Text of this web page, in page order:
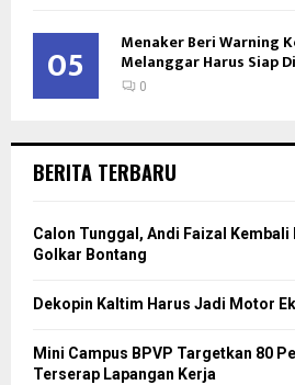
05 Menaker Beri Warning
Melanggar Harus Siap
0
BERITA TERBARU
Calon Tunggal, Andi Faizal Kembali
Golkar Bontang
Dekopin Kaltim Harus Jadi Motor
Mini Campus BPVP Targetkan 80
Terserap Lapangan Kerja